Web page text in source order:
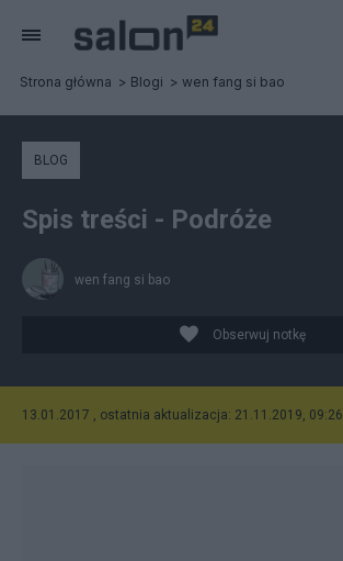
Strona główna Blogi wen fang si bao
BLOG
Spis treści - Podróże
wen fang si bao
Obserwuj notkę
13.01.2017 , ostatnia aktualizacja: 21.11.2019, 09:26